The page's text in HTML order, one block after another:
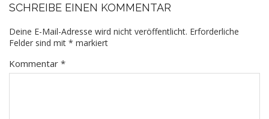
SCHREIBE EINEN KOMMENTAR
Deine E-Mail-Adresse wird nicht veröffentlicht. Erforderliche
Felder sind mit * markiert
Kommentar *